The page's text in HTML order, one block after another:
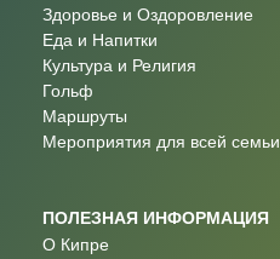
Здоровье и Оздоровление
Еда и Напитки
Культура и Религия
Гольф
Маршруты
Мероприятия для всей семьи
ПОЛЕЗНАЯ ИНФОРМАЦИЯ
О Кипре